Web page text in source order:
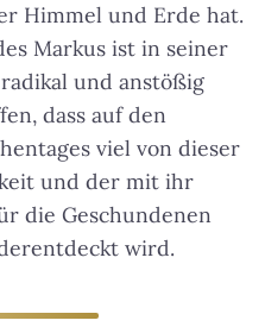
Himmel und Erde hat.
Markus ist in seiner
und anstößig
dass auf den
viel von dieser
und der mit ihr
die Geschundenen
wird.